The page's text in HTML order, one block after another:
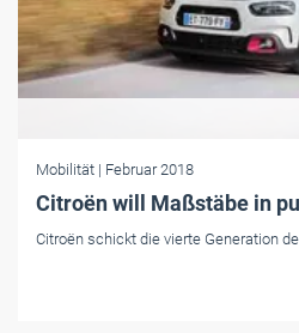
Mobilität | Februar 2018
Citroën will Maßstäbe in
Citroën schickt die vierte Generation